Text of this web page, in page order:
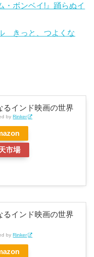
・ボンベイ!』踊らぬイ
きっと、つよくな
るインド映画の世界
byRinker
市場
るインド映画の世界
byRinker